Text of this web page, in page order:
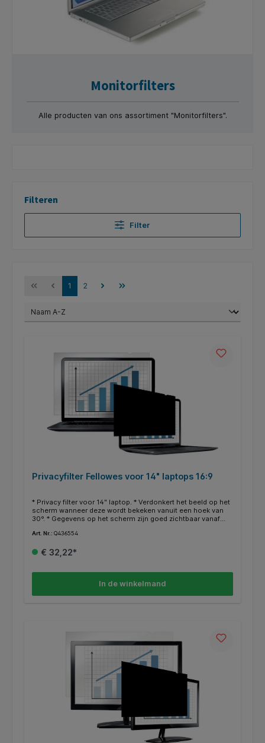
Monitorfilters
Alle producten van ons assortiment "Monitorfilters".
Filteren
Filter
1 2
Privacyfilter Fellowes voor 14" laptops 16:9
* Privacy filter voor 14" laptop. * Verdonkert het beeld op het
scherm wanneer deze wordt bekeken vanuit een hoek van
30°. * Gegevens op het scherm zijn goed zichtbaar vanaf
vingerafdrukken of krassen. * Vermindert schittering wat
en te verwijderen met de nieuw ontwikkelde plakstrips. *
Art. Nr.: Q436554
€ 32,22*
In de winkelmand